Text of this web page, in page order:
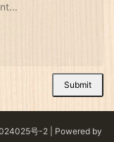
Submit
号-2 | Powered by